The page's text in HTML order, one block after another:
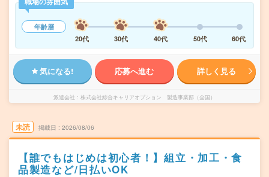
年齢層
20代
30代 40代 50代 60代
気になる! 応募へ進む 詳しく見る
派遣会社 株式会社綜合キャリアオプション 製造事業部（全国）
未読 掲載日 2026/08/06
【誰でもはじめは初心者！】組立・加工・食
品製造など/日払いOK